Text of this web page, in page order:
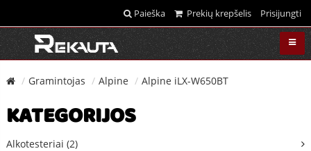
Paieška Prekių krepšelis Prisijungti
Gramintojas Alpine Alpine iLX-W650BT
KATEGORIJOS
Alkotesteriai (2)